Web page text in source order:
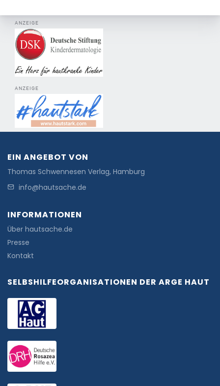
ANZEIGE
ANZEIGE
EIN ANGEBOT VON
Thomas Schwennesen Verlag, Hamburg
info@hautsache.de
INFORMATIONEN
Über hautsache.de
Presse
Kontakt
SELBSHILFEORGANISATIONEN DER ARGE HAUT